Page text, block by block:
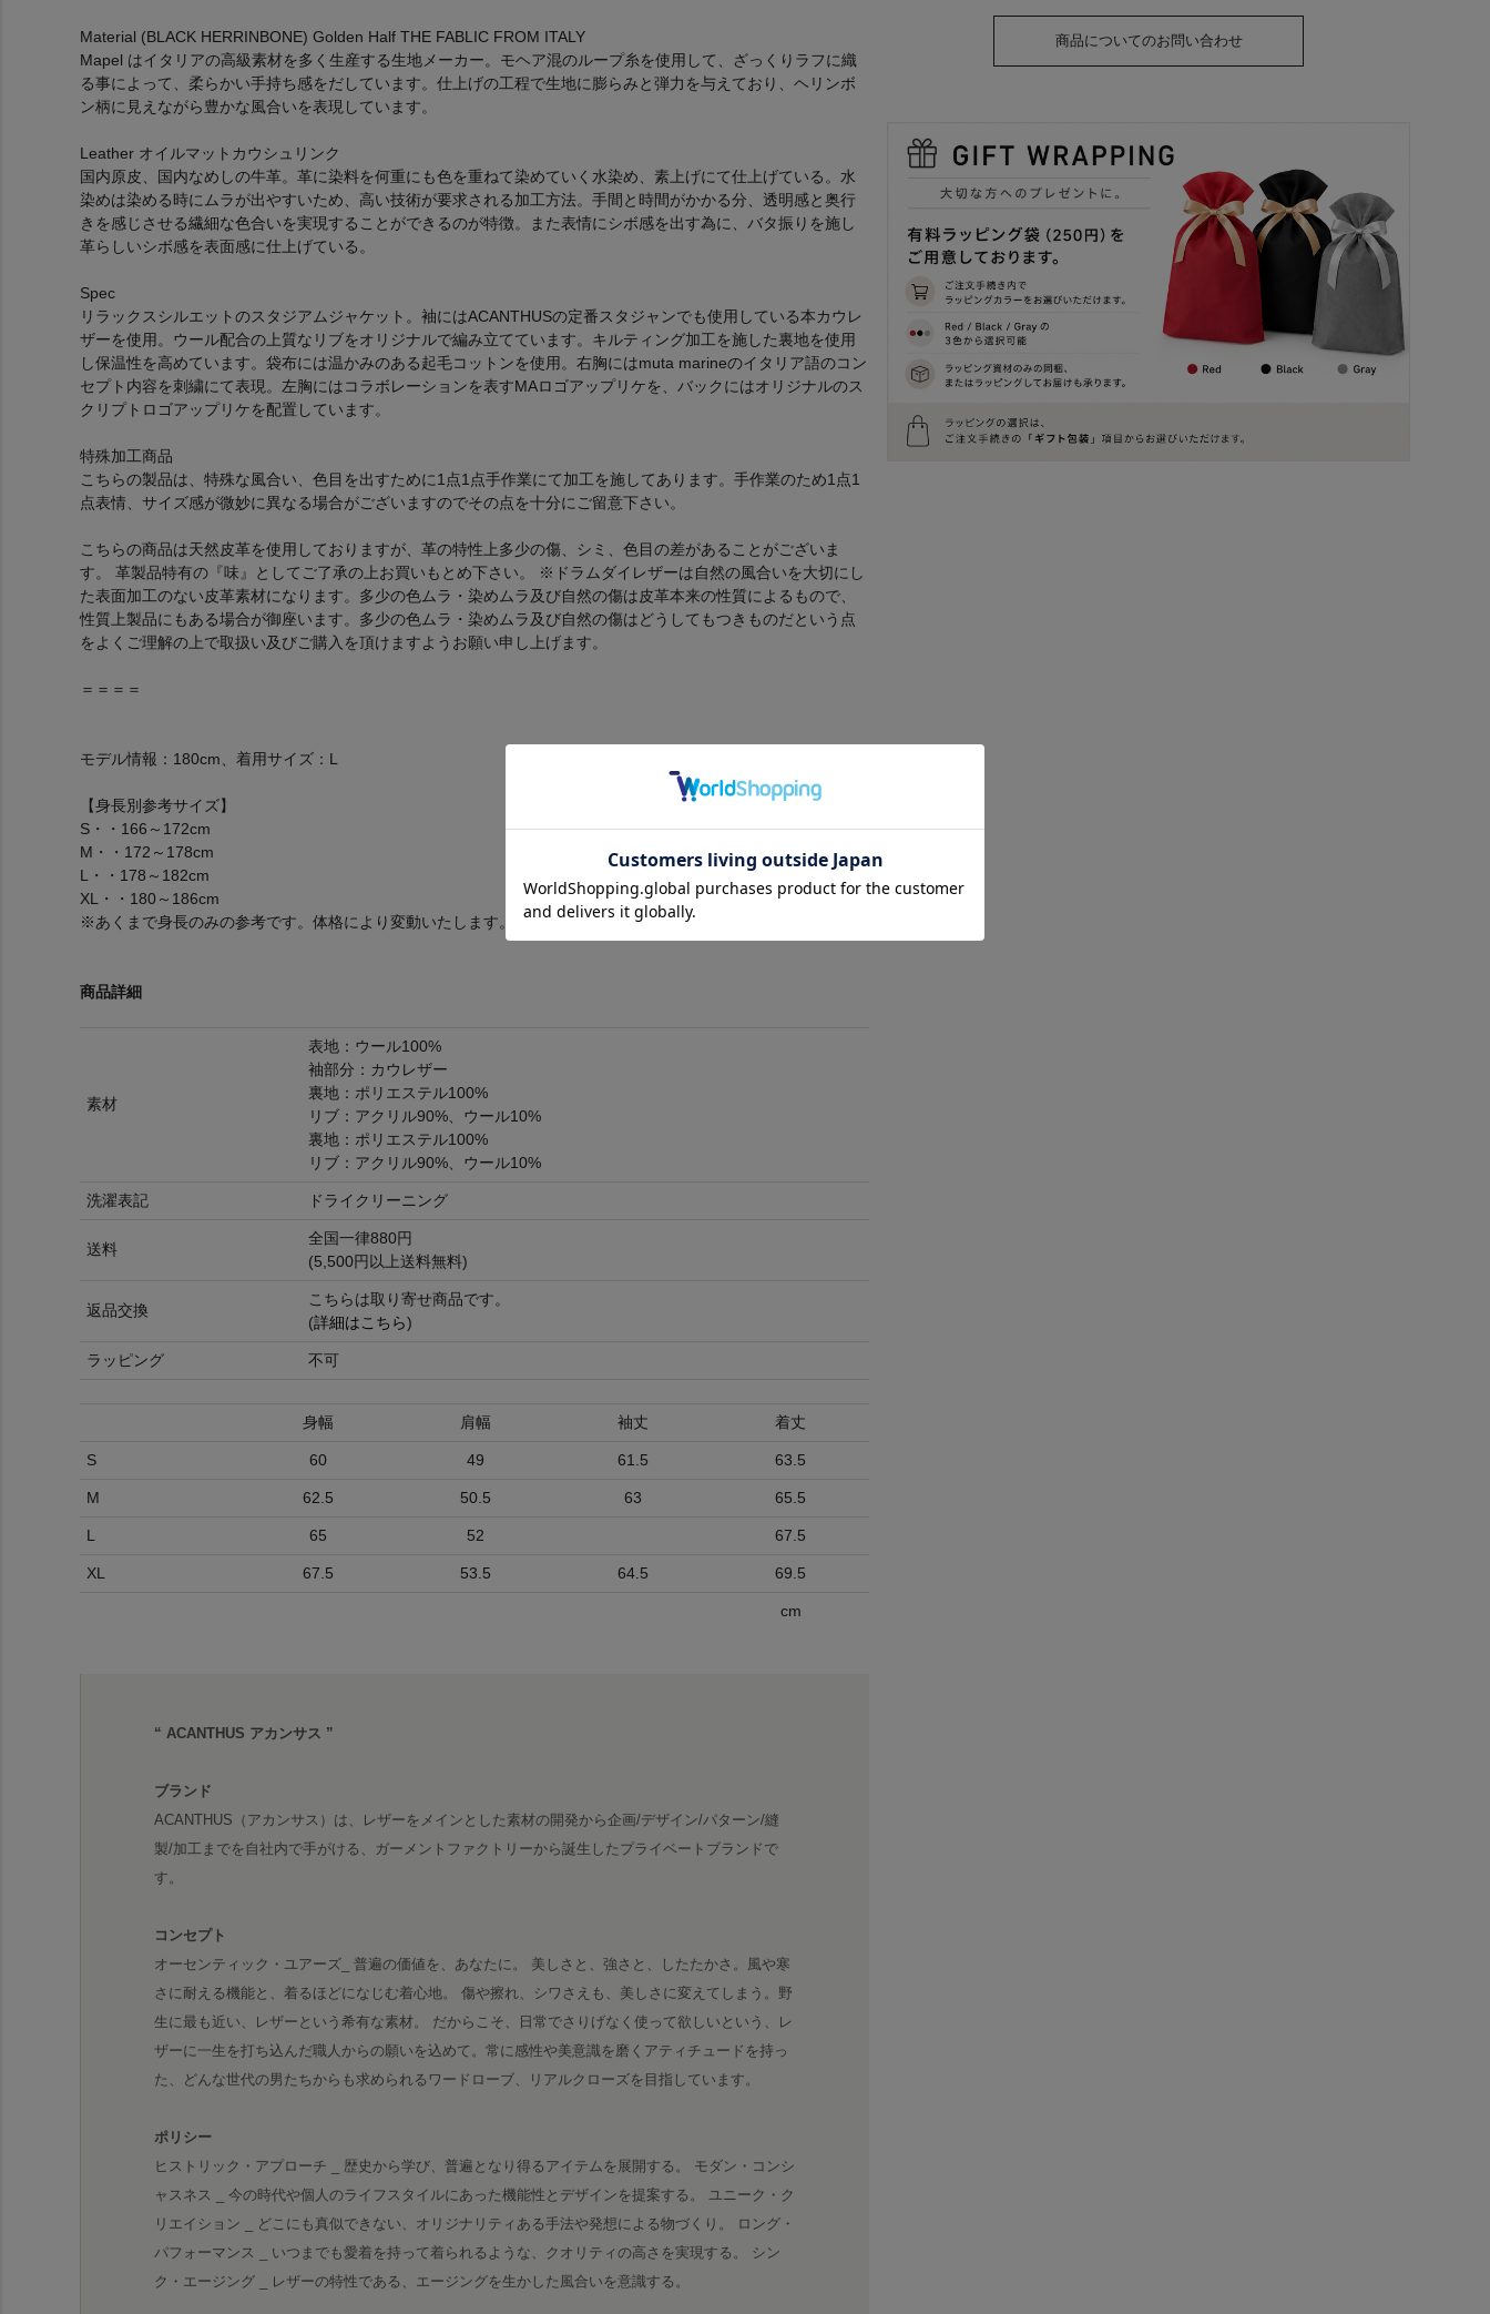
Material (BLACK HERRINBONE) Golden Half THE FABLIC FROM ITALY
Mapel はイタリアの高級素材を多く生産する生地メーカー。モヘア混のループ糸を使用して、ざっくりラフに織
る事によって、柔らかい手持ち感をだしています。仕上げの工程で生地に膨らみと弾力を与えており、ヘリンボ
ン柄に見えながら豊かな風合いを表現しています。
Leather オイルマットカウシュリンク
国内原皮、国内なめしの牛革。革に染料を何重にも色を重ねて染めていく水染め、素上げにて仕上げている。水
染めは染める時にムラが出やすいため、高い技術が要求される加工方法。手間と時間がかかる分、透明感と奥行
きを感じさせる繊細な色合いを実現することができるのが特徴。また表情にシボ感を出す為に、バタ振りを施し
革らしいシボ感を表面感に仕上げている。
Spec
リラックスシルエットのスタジアムジャケット。袖にはACANTHUSの定番スタジャンでも使用している本カウレ
ザーを使用。ウール配合の上質なリブをオリジナルで編み立てています。キルティング加工を施した裏地を使用
し保温性を高めています。袋布には温かみのある起毛コットンを使用。右胸にはmuta marineのイタリア語のコン
セプト内容を刺繍にて表現。左胸にはコラボレーションを表すMAロゴアップリケを、バックにはオリジナルのス
クリプトロゴアップリケを配置しています。
特殊加工商品
こちらの製品は、特殊な風合い、色目を出すために1点1点手作業にて加工を施してあります。手作業のため1点1
点表情、サイズ感が微妙に異なる場合がございますのでその点を十分にご留意下さい。
こちらの商品は天然皮革を使用しておりますが、革の特性上多少の傷、シミ、色目の差があることがございま
す。 革製品特有の『味』としてご了承の上お買いもとめ下さい。 ※ドラムダイレザーは自然の風合いを大切にし
た表面加工のない皮革素材になります。多少の色ムラ・染めムラ及び自然の傷は皮革本来の性質によるもので、
性質上製品にもある場合が御座います。多少の色ムラ・染めムラ及び自然の傷はどうしてもつきものだという点
をよくご理解の上で取扱い及びご購入を頂けますようお願い申し上げます。
＝＝＝＝
モデル情報：180cm、着用サイズ：L
【身長別参考サイズ】
S・・166～172cm
M・・172～178cm
L・・178～182cm
XL・・180～186cm
※あくまで身長のみの参考です。体格により変動いたします。
商品詳細
素材
表地：ウール100%
袖部分：カウレザー
裏地：ポリエステル100%
リブ：アクリル90%、ウール10%
裏地：ポリエステル100%
リブ：アクリル90%、ウール10%
洗濯表記 ドライクリーニング
送料
全国一律880円
(5,500円以上送料無料)
返品交換
こちらは取り寄せ商品です。
(詳細はこちら)
ラッピング 不可
身幅 肩幅 袖丈 着丈
S 60 49 61.5 63.5
M 62.5 50.5 63 65.5
L 65 52 67.5
XL 67.5 53.5 64.5 69.5
cm
“ ACANTHUS アカンサス ”
ブランド
ACANTHUS（アカンサス）は、レザーをメインとした素材の開発から企画/デザイン/パターン/縫
製/加工までを自社内で手がける、ガーメントファクトリーから誕生したプライベートブランドで
す。
コンセプト
オーセンティック・ユアーズ_ 普遍の価値を、あなたに。 美しさと、強さと、したたかさ。風や寒
さに耐える機能と、着るほどになじむ着心地。 傷や擦れ、シワさえも、美しさに変えてしまう。野
生に最も近い、レザーという希有な素材。 だからこそ、日常でさりげなく使って欲しいという、レ
ザーに一生を打ち込んだ職人からの願いを込めて。常に感性や美意識を磨くアティチュードを持っ
た、どんな世代の男たちからも求められるワードローブ、リアルクローズを目指しています。
ポリシー
ヒストリック・アプローチ _ 歴史から学び、普遍となり得るアイテムを展開する。 モダン・コンシ
ャスネス _ 今の時代や個人のライフスタイルにあった機能性とデザインを提案する。 ユニーク・ク
リエイション _ どこにも真似できない、オリジナリティある手法や発想による物づくり。 ロング・
パフォーマンス _ いつまでも愛着を持って着られるような、クオリティの高さを実現する。 シン
ク・エージング _ レザーの特性である、エージングを生かした風合いを意識する。
商品についてのお問い合わせ